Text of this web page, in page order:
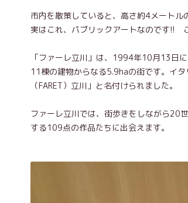
市内を散策していると、高さ約4メートル
実はこれ、パブリックアートなのです!!
「ファーレ立川」は、1994年10月13日
11棟の建物からなる5.9haの街です。イ
（FARET）立川」と名付けられました。
ファーレ立川では、街歩きをしながら20
する109点の作品たちに出会えます。